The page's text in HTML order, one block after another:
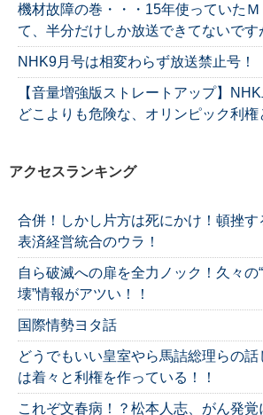
機材故障の巻・・・15年使っていた
て、半分だけしか放送できてないです
NHK9月号は相変わらず放送禁止号！
【音量増強版ストレートアップ】
どこよりも危険な、オリンピック利権
アクセスランキング
合併！しかし片方は死にかけ！頓挫す
表済経営統合のウラ！
自ら破滅への扉を全力ノック！久々の
壊”情報がアツい！！
国際情勢ヨタ話
どうでもいい皇室やら馬詰総理らの話
は着々と利権を作っている！！
これぞ文春病！？松本人志、がん発覚